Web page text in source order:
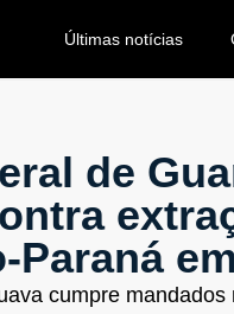
Últimas notícias
de
Paraná
cumpre